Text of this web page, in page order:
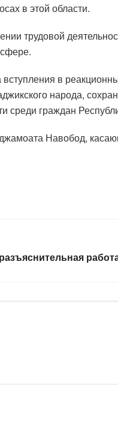
в этой области.
трудовой
в
народа,
среди граждан
Навобод,